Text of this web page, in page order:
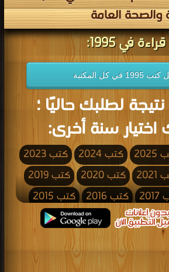
والصحة العامة
في 1995:
في كل المكتبة
لطلبك حاليًا ؛
سنة أخرى:
كتب 2024
كتب 2023
كتب 2020
كتب 2019
كتب 2016
كتب 2015
كتب 2012
كتب 2011
كتب 2008
كتب 2004
كتب 2003